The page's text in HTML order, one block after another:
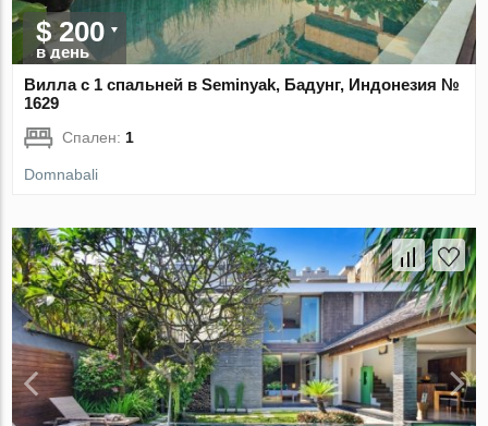
$ 200
в день
Вилла с 1 спальней в Seminyak, Бадунг, Индонезия №
1629
Спален:1
Domnabali